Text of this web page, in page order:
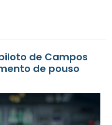
de Campos
de pouso